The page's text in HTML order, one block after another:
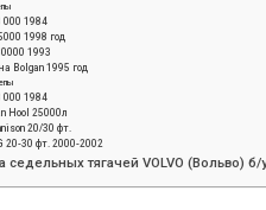
000 1984
1998 год
1993
Bolgan 1995 год
000 1984
Hool 25000л
20/30 фт.
20-30 фт. 2000-2002
тягачей VOLVO (Вольво)